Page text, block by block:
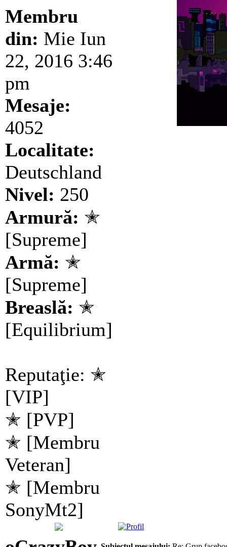
Membru
din: Mie Iun
22, 2016 3:46
pm
Mesaje:
4052
Localitate:
Deutschland
Nivel: 250
Armură: ✭
[Supreme]
Armă: ✭
[Supreme]
Breaslă: ✭
[Equilibrium]
Reputaţie: ✭
[VIP]
✭ [PVP]
✭ [Membru
Veteran]
✭ [Membru
SonyMt2]